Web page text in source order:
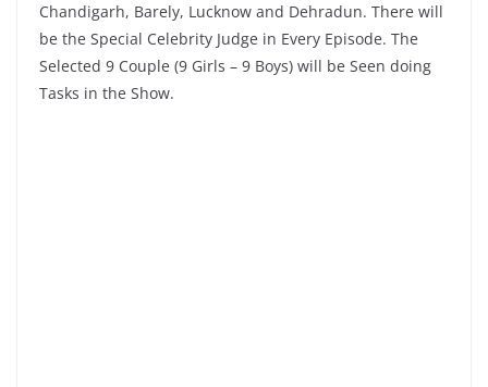
Chandigarh, Barely, Lucknow and Dehradun. There will
be the Special Celebrity Judge in Every Episode. The
Selected 9 Couple (9 Girls – 9 Boys) will be Seen doing
Tasks in the Show.